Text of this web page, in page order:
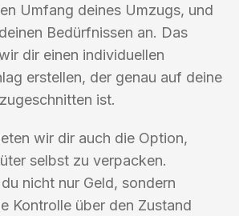
Umfang deines Umzugs, und
Bedürfnissen an. Das
dir einen individuellen
erstellen, der genau auf deine
ist.
wir dir auch die Option,
selbst zu verpacken.
nicht nur Geld, sondern
Kontrolle über den Zustand